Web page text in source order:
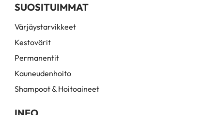
SUOSITUIMMAT
Värjäystarvikkeet
Kestovärit
Permanentit
Kauneudenhoito
Shampoot & Hoitoaineet